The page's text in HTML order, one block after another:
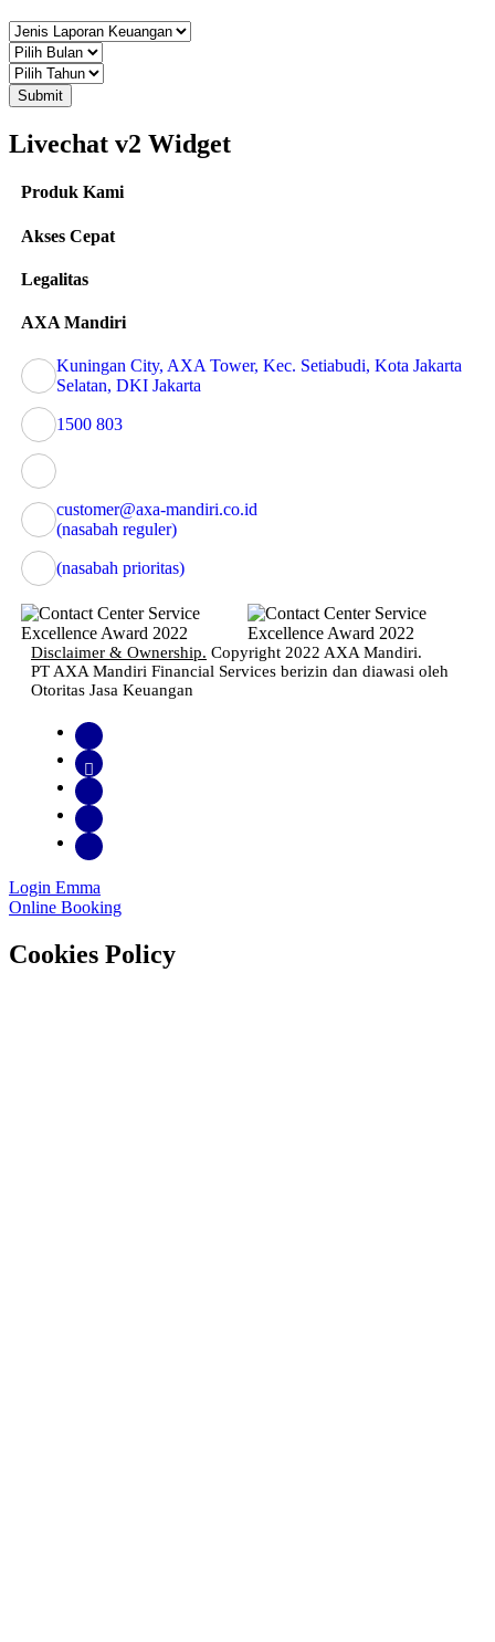
Business Media International
Warta Ekonomi
Indonesia Syariah Awards - Top Business Unit in
The Iconomics
Indonesia Top Digital Financial Brands Awards -
Life Insurance
The Iconomic
Digital Brand Awards 2024 - The 3rd Highest
Submit
Livechat v2 Widget
Produk Kami
Akses Cepat
Legalitas
AXA Mandiri
Kuningan City, AXA Tower, Kec. Setiabudi, Kota Jakarta
Selatan, DKI Jakarta
1500 803
customer@axa-mandiri.co.id
(nasabah reguler)
(nasabah prioritas)
Disclaimer & Ownership. Copyright 2022 AXA Mandiri.
PT AXA Mandiri Financial Services berizin dan diawasi oleh
Otoritas Jasa Keuangan
Login Emma
Online Booking
Cookies Policy